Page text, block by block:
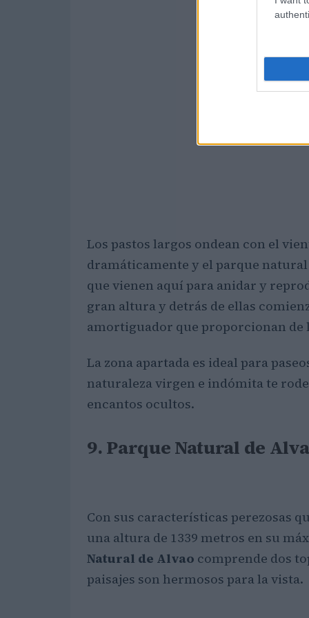
Los pastos largos ondean con el
dramáticamente y el parque
que vienen aquí para anidar y
gran altura y detrás de ellas
amortiguador que proporcionan de
La zona apartada es ideal para
naturaleza virgen e indómita te
encantos ocultos.
9. Parque Natural de
Con sus características perezosas
una altura de 1339 metros en su
Natural de Alvao comprende dos
paisajes son hermosos para la vista.